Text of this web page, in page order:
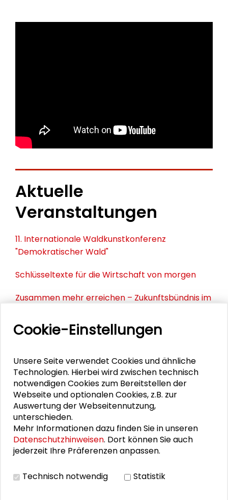
Aktuelle
Veranstaltungen
11. Internationale Waldkunstkonferenz
"Demokratischer Wald"
Schlüsseltexte für die Wirtschaft von morgen
Zusammen mehr erreichen – Zukunftsbündnis im
Schader-Festival 2026
25. Runder Tisch Wissenschaftsstadt Darmstadt
PERSONEN IM KONTEXT
Kultur leben: Integrationspotenziale vor Ort
Canan Topçu
Lars Hennemann
Cookie-Einstellungen
Unsere Seite verwendet Cookies und ähnliche
Technologien. Hierbei wird zwischen technisch
notwendigen Cookies zum Bereitstellen der
Webseite und optionalen Cookies, z.B. zur
Auswertung der Webseitennutzung,
unterschieden.
Mehr Informationen dazu finden Sie in unseren
Datenschutzhinweisen. Dort können Sie auch
jederzeit Ihre Präferenzen anpassen.
Technisch notwendig Statistik